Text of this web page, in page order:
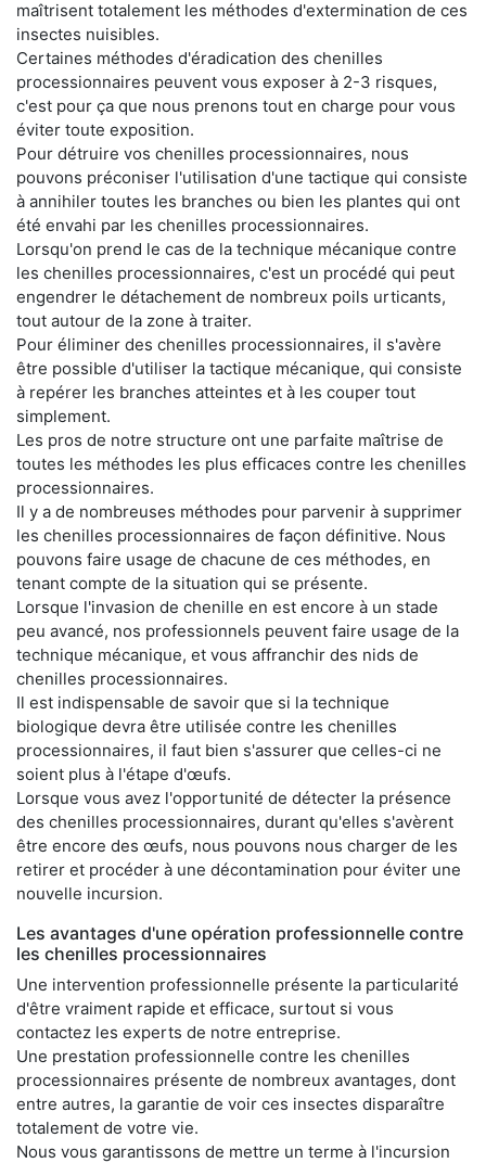
maîtrisent totalement les méthodes d'extermination de ces
insectes nuisibles.
Certaines méthodes d'éradication des chenilles
processionnaires peuvent vous exposer à 2-3 risques,
c'est pour ça que nous prenons tout en charge pour vous
éviter toute exposition.
Pour détruire vos chenilles processionnaires, nous
pouvons préconiser l'utilisation d'une tactique qui consiste
à annihiler toutes les branches ou bien les plantes qui ont
été envahi par les chenilles processionnaires.
Lorsqu'on prend le cas de la technique mécanique contre
les chenilles processionnaires, c'est un procédé qui peut
engendrer le détachement de nombreux poils urticants,
tout autour de la zone à traiter.
Pour éliminer des chenilles processionnaires, il s'avère
être possible d'utiliser la tactique mécanique, qui consiste
à repérer les branches atteintes et à les couper tout
simplement.
Les pros de notre structure ont une parfaite maîtrise de
toutes les méthodes les plus efficaces contre les chenilles
processionnaires.
Il y a de nombreuses méthodes pour parvenir à supprimer
les chenilles processionnaires de façon définitive. Nous
pouvons faire usage de chacune de ces méthodes, en
tenant compte de la situation qui se présente.
Lorsque l'invasion de chenille en est encore à un stade
peu avancé, nos professionnels peuvent faire usage de la
technique mécanique, et vous affranchir des nids de
chenilles processionnaires.
Il est indispensable de savoir que si la technique
biologique devra être utilisée contre les chenilles
processionnaires, il faut bien s'assurer que celles-ci ne
soient plus à l'étape d'œufs.
Lorsque vous avez l'opportunité de détecter la présence
des chenilles processionnaires, durant qu'elles s'avèrent
être encore des œufs, nous pouvons nous charger de les
retirer et procéder à une décontamination pour éviter une
nouvelle incursion.
Les avantages d'une opération professionnelle contre
les chenilles processionnaires
Une intervention professionnelle présente la particularité
d'être vraiment rapide et efficace, surtout si vous
contactez les experts de notre entreprise.
Une prestation professionnelle contre les chenilles
processionnaires présente de nombreux avantages, dont
entre autres, la garantie de voir ces insectes disparaître
totalement de votre vie.
Nous vous garantissons de mettre un terme à l'incursion